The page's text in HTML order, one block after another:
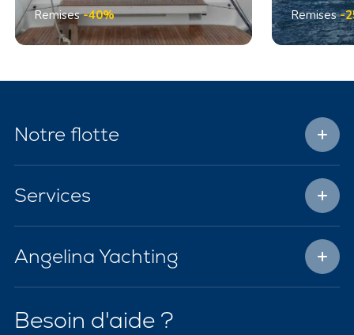
Remises-40% Remises-
Notre flotte
Services
Angelina Yachting
Besoin d'aide ?